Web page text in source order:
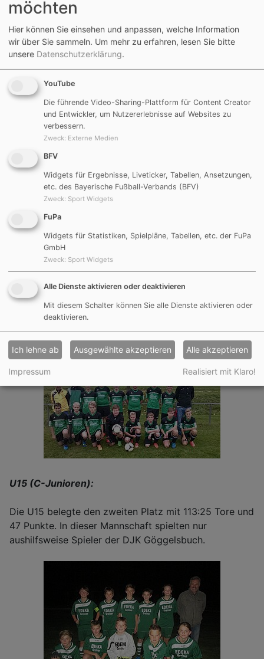
U17 (B-Junioren):
Die U17, mit den beiden Trainern Erwin Harrer und
Antonio Latassa belegte den fünften Platz mit 45:32
Toren und 21 Punkten.
Da mit dem TSV Mörsdorf alleine keine Mannschaft zu
Stande kam, holte man die C-Jugend-Spieler der DJK
Göggelsbuch mit in die B-Jugend. Wie man sieht
haben sich die Jungs achtbar geschlagen.
Auch bei den Torschützen holten sich Spieler des C-
Jugend-Jahrgangs die ersten beiden Plätze. Marcus
Goll erzielte 10, Bastian Schneider 9, Christoph
Schneider 6 und Damian Graf 5 Tore.
Ebenso, wie die A-Junioren landete die Mannschaft
am dritten Platz der Fairnesstabelle, allerdings mit nur
8 gelben Karten.
Hier geht es zur Mannschaftin FuPa. Dort gibt es Infos
Saison 2015/16.
U15 (C-Junioren):
Die U15 belegte den zweiten Platz mit 113:25 Tore und
47 Punkte. In dieser Mannschaft spielten nur
aushilfsweise Spieler der DJK Göggelsbuch.
möchten
Hier können Sie einsehen und anpassen, welche Information
wir über Sie sammeln. Um mehr zu erfahren, lesen Sie bitte
unsere Datenschutzerklärung.
YouTube
Die führende Video-Sharing-Plattform für Content Creator
und Entwickler, um Nutzererlebnisse auf Websites zu
verbessern.
Zweck: Externe Medien
BFV
Widgets für Ergebnisse, Liveticker, Tabellen, Ansetzungen,
etc. des Bayerische Fußball-Verbands (BFV)
Zweck: Sport Widgets
FuPa
Widgets für Statistiken, Spielpläne, Tabellen, etc. der FuPa
GmbH
Zweck: Sport Widgets
Alle Dienste aktivieren oder deaktivieren
Mit diesem Schalter können Sie alle Dienste aktivieren oder
deaktivieren.
Ich lehne ab Ausgewählte akzeptieren Alle akzeptieren
Impressum Realisiert mit Klaro!